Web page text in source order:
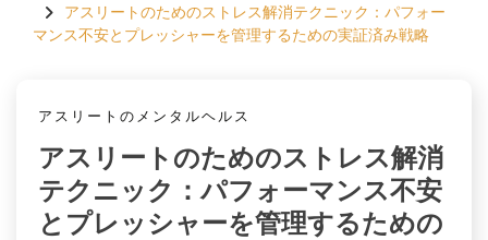
content アスリートのためのストレス解消テクニック：パフォー
マンス不安とプレッシャーを管理するための実証済み戦略
アスリートのメンタルヘルス
アスリートのためのストレス解消
テクニック：パフォーマンス不安
とプレッシャーを管理するための